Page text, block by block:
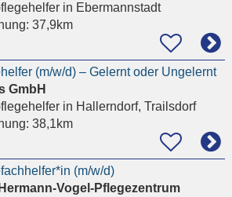
in Ebermannstadt
37,9km
(m/w/d) – Gelernt oder Ungelernt
GmbH
in Hallerndorf, Trailsdorf
38,1km
(m/w/d)
Vogel-Pflegezentrum